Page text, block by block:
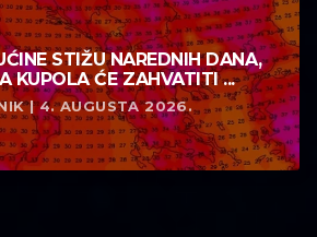
STIŽU NAREDNIH DANA,
KUPOLA ĆE ZAHVATITI ...
| 4. AUGUSTA 2026.